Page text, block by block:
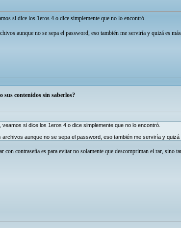
si dice los 1eros 4 o dice simplemente que no lo encontró.
aunque no se sepa el password, eso también me serviría y quizá es
sus contenidos sin saberlos?
si dice los 1eros 4 o dice simplemente que no lo encontró.
aunque no se sepa el password, eso también me serviría y
contraseña es para evitar no solamente que descompriman el rar, sino